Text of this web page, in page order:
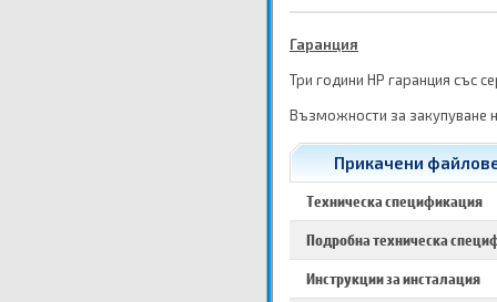
Гаранция
Три години HP гаранция със
Възможности за закупуване
Прикачени
Техническа спецификация
Подробна техническа
Инструкции за инсталация